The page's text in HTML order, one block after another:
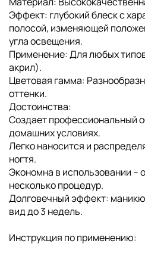
Эффект: глубокий блеск с
полосой, изменяющей
угла освещения.
Применение: Для любых
акрил).
Цветовая гамма:
оттенки.
Достоинства:
Создает профессиональный
домашних условиях.
Легко наносится и
ногтя.
Экономна в использовании –
несколько процедур.
Долговечный эффект:
вид до 3 недель.
Инструкция по применению: